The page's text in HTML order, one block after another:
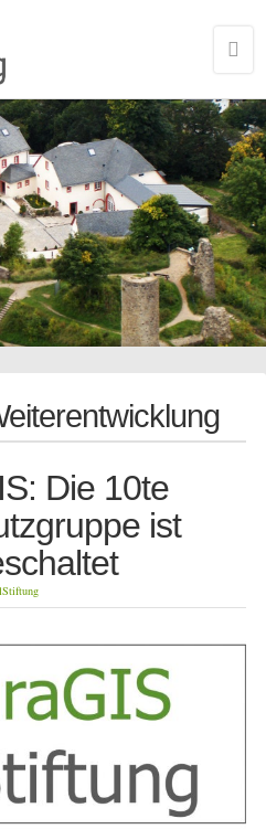
Die 10te
ist